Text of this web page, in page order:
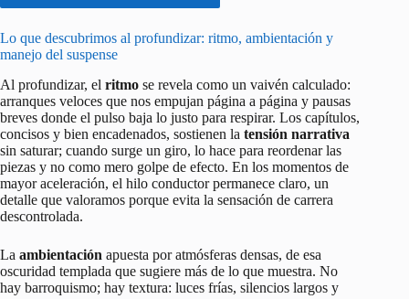
Lo que descubrimos al profundizar: ritmo, ambientación y
manejo del suspense
Al profundizar, el ritmo se revela como un vaivén calculado:
arranques veloces que nos empujan página a página y pausas
breves donde el pulso baja lo justo para respirar. Los capítulos,
concisos y bien encadenados, sostienen la tensión narrativa
sin saturar; cuando surge un giro, lo hace para reordenar las
piezas y no como mero golpe de efecto. En los momentos de
mayor aceleración, el hilo conductor permanece claro, un
detalle que valoramos porque evita la sensación de carrera
descontrolada.
La ambientación apuesta por atmósferas densas, de esa
oscuridad templada que sugiere más de lo que muestra. No
hay barroquismo; hay textura: luces frías, silencios largos y